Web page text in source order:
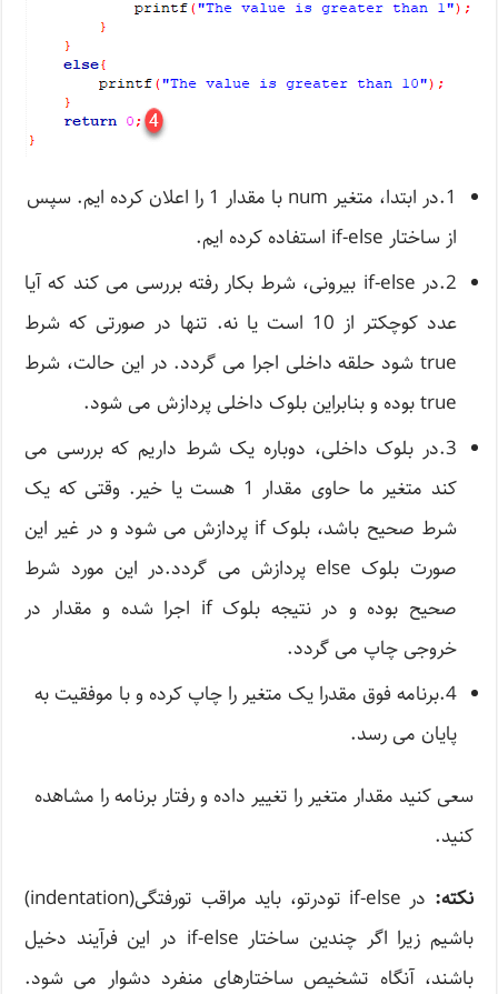
1.در ابتدا، متغیر num با مقدار 1 را اعلان کرده ایم. سپس
از ساختار if-else استفاده کرده ایم.
2.در if-else بیرونی، شرط بکار رفته بررسی می کند که آیا
عدد کوچکتر از 10 است یا نه. تنها در صورتی که شرط
true شود حلقه داخلی اجرا می گردد. در این حالت، شرط
true بوده و بنابراین بلوک داخلی پردازش می شود.
3.در بلوک داخلی، دوباره یک شرط داریم که بررسی می
کند متغیر ما حاوی مقدار 1 هست یا خیر. وقتی که یک
شرط صحیح باشد، بلوک if پردازش می شود و در غیر این
صورت بلوک else پردازش می گردد.در این مورد شرط
صحیح بوده و در نتیجه بلوک if اجرا شده و مقدار در
خروجی چاپ می گردد.
4.برنامه فوق مقدرا یک متغیر را چاپ کرده و با موفقیت به
پایان می رسد.
سعی کنید مقدار متغیر را تغییر داده و رفتار برنامه را مشاهده
کنید.
نکته:
در if-else تودرتو، باید مراقب تورفتگی(indentation)
باشیم زیرا اگر چندین ساختار if-else در این فرآیند دخیل
باشند، آنگاه تشخیص ساختارهای منفرد دشوار می شود.